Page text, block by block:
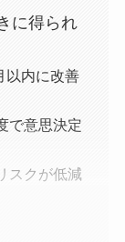
に得られ
以内に改善
で意思決定
スクが低減